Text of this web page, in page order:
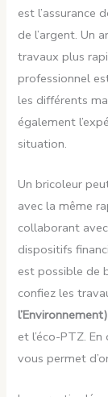
est l’assurance
de l’argent. Un
travaux plus
professionnel
les différents
également
situation.
Un bricoleur
avec la même
collaborant
dispositifs
est possible de
confiez les
l’Environnement)
et l’éco-PTZ.
vous permet